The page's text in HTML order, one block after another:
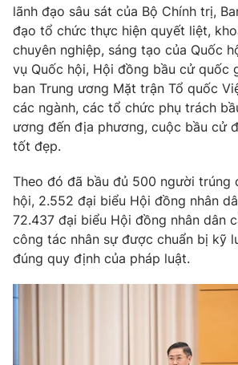
Video Shorts
VTV Money VTV Thể
VTV Sức khoẻ
Thị trường 24h Tấm
VTV4 Vươn
VTV9 VTV8
lãnh đạo sâu sát của Bộ Chính trị,
đạo tổ chức thực hiện quyết liệt,
chuyên nghiệp, sáng tạo của Quốc
vụ Quốc hội, Hội đồng bầu cử quốc
ban Trung ương Mặt trận Tổ quốc
các ngành, các tổ chức phụ trách
ương đến địa phương, cuộc bầu cử
tốt đẹp.
Theo đó đã bầu đủ 500 người trúng
hội, 2.552 đại biểu Hội đồng nhân
72.437 đại biểu Hội đồng nhân dân
công tác nhân sự được chuẩn bị kỹ
đúng quy định của pháp luật.